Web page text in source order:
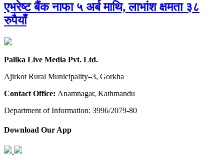
एभरेष्ट बैंक नाफा ५ अर्ब माथि, लाभांश क्षमता ३८
रुपैयाँ
Palika Live Media Pvt. Ltd.
Ajirkot Rural Municipality–3, Gorkha
Contact Office: Anamnagar, Kathmandu
Department of Information: 3996/2079-80
Download Our App